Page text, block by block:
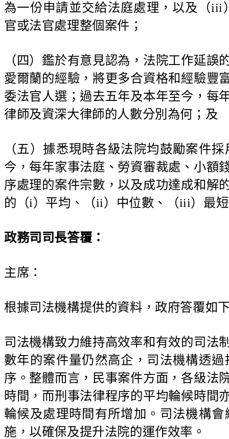
為一份申請並交給法庭處理，以及（iii
官或法官處理整個案件；
（四）鑑於有意見認為，法院工作延
愛爾蘭的經驗，將更多合資格和經驗豐
委法官人選；過去五年及本年至今，每
律師及資深大律師的人數分別為何；及
（五）據悉現時各級法院均鼓勵案件
今，每年家事法庭、勞資審裁處、小額
序處理的案件宗數，以及成功達成和解
的（i）平均、（ii）中位數、（iii）最
政務司司長答覆：
主席：
根據司法機構提供的資料，政府答覆如
司法機構致力維持高效率和有效的司法
數年的案件量仍然高企，司法機構透
序。整體而言，民事案件方面，各級法
時間，而刑事法律程序的平均輪候時間
輪候及處理時間有所增加。司法機構
施，以確保及提升法院的運作效率。